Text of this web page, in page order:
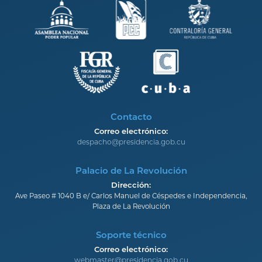
Contacto
Correo electrónico:
despacho@presidencia.gob.cu
Palacio de La Revolución
Dirección:
Ave Paseo # 1040 B e/ Carlos Manuel de Céspedes e Independencia,
Plaza de La Revolución
Soporte técnico
Correo electrónico:
webmaster@presidencia.gob.cu